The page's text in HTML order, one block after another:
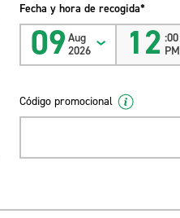
Fecha y hora de recogida*
09 Aug
2026
12 :00
PM
Código promocional